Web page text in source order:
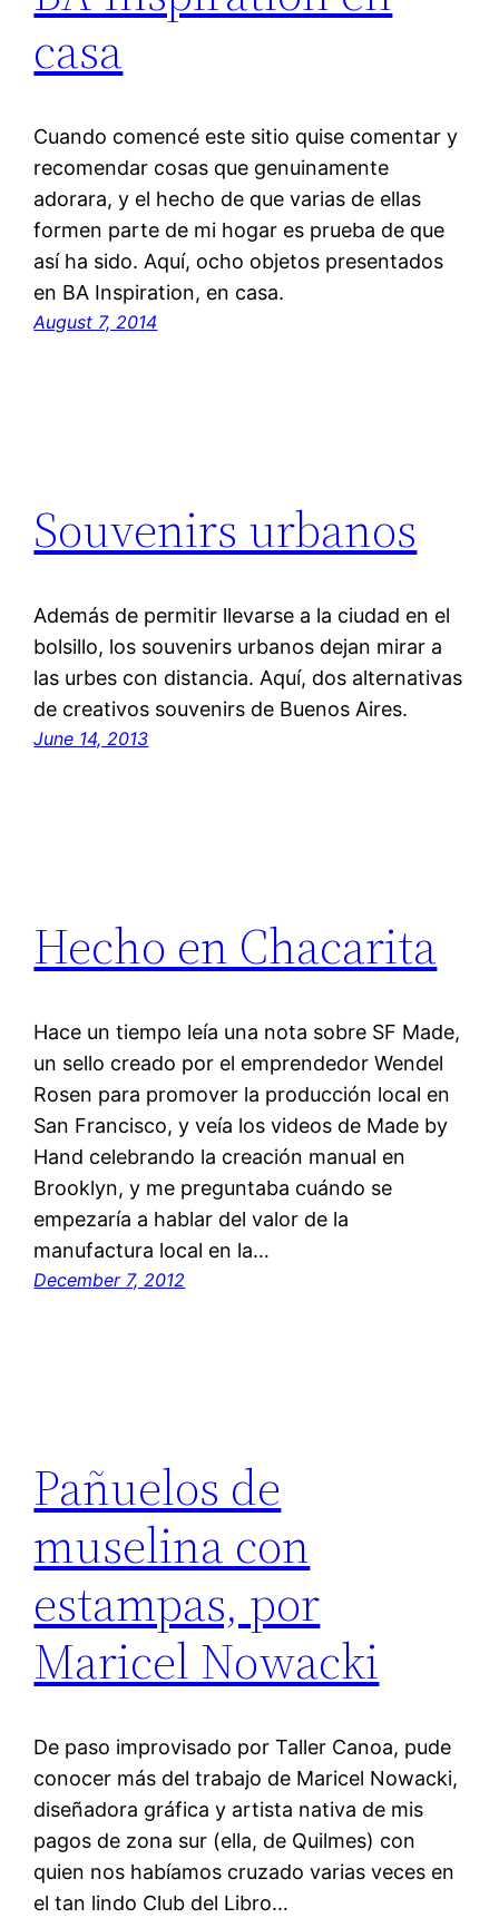
casa
Cuando comencé este sitio quise comentar y
recomendar cosas que genuinamente
adorara, y el hecho de que varias de ellas
formen parte de mi hogar es prueba de que
así ha sido. Aquí, ocho objetos presentados
en BA Inspiration, en casa.
August 7, 2014
Souvenirs urbanos
Además de permitir llevarse a la ciudad en el
bolsillo, los souvenirs urbanos dejan mirar a
las urbes con distancia. Aquí, dos alternativas
de creativos souvenirs de Buenos Aires.
June 14, 2013
Hecho en Chacarita
Hace un tiempo leía una nota sobre SF Made,
un sello creado por el emprendedor Wendel
Rosen para promover la producción local en
San Francisco, y veía los videos de Made by
Hand celebrando la creación manual en
Brooklyn, y me preguntaba cuándo se
empezaría a hablar del valor de la
manufactura local en la…
December 7, 2012
Pañuelos de
muselina con
estampas, por
Maricel Nowacki
De paso improvisado por Taller Canoa, pude
conocer más del trabajo de Maricel Nowacki,
diseñadora gráfica y artista nativa de mis
pagos de zona sur (ella, de Quilmes) con
quien nos habíamos cruzado varias veces en
el tan lindo Club del Libro…